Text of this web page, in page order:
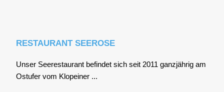
RESTAURANT SEEROSE
Unser See­re­stau­rant befin­det sich seit 2011 ganz­jäh­rig am
Ost­ufer vom Klo­pei­ner ...